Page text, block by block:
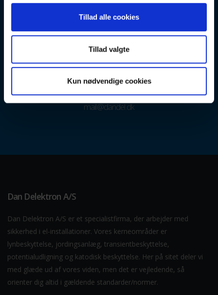
Tillad alle cookies
Tillad valgte
Kun nødvendige cookies
projektløsninger samt eftersyn og vedligehold over
hele landet.
Har du en opgave, et udbud, spørgsmål, søger
projekteringsbistand så kontakt os. Uanset hvornår vi
7010 8888
mail@dandel.dk
Dan Delektron A/S
Dan Delektron A/S er et specialistfirma, der arbejder med
sikkerhed i el-installationer. Vores kerneområder er
lynbeskyttelse, jordingsanlæg, transientbeskyttelse,
potentialudligning og katodisk beskyttelse. Her på sitet deler vi
med glæde ud af vores viden, men det er vejledende, så
orienter dig altid i gældende standarder/normer.